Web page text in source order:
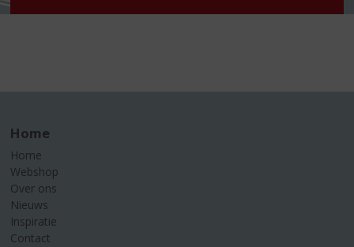
Home
Home
Webshop
Over ons
Nieuws
Inspiratie
Contact